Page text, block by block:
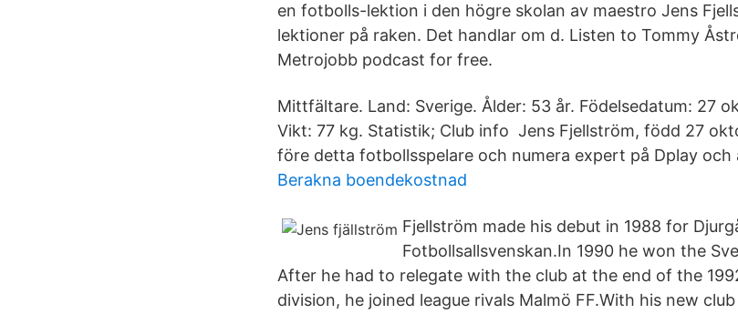
en fotbolls-lektion i den högre skolan av maestro Jens
lektioner på raken. Det handlar om d. Listen to Tommy
Metrojobb podcast for free.
Mittfältare. Land: Sverige. Ålder: 53 år. Födelsedatum: 27
Vikt: 77 kg. Statistik; Club info Jens Fjellström, född 27
före detta fotbollsspelare och numera expert på Dplay och
Berakna boendekostnad
Fjellström made his debut in 1988 for
Fotbollsallsvenskan.In 1990 he won the
After he had to relegate with the club at the end of the
division, he joined league rivals Malmö FF.With his new